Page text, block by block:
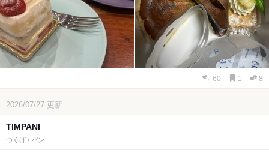
60 1 8
2026/07/27 更新
TIMPANI
つくば / パン